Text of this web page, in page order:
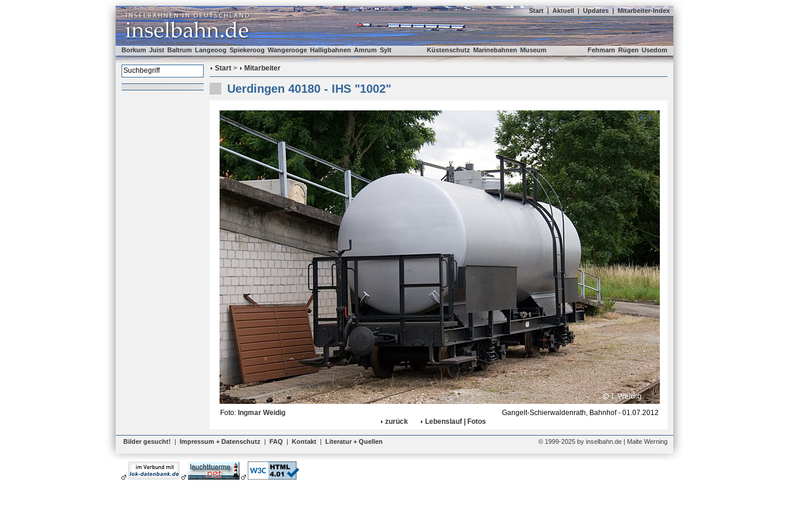
Start | Aktuell | Updates | Mitarbeiter-Index
Borkum Juist Baltrum Langeoog Spiekeroog Wangerooge Halligbahnen Amrum Sylt Küstenschutz Marinebahnen Museum Fehmarn Rügen Usedom
Start > Mitarbeiter
Uerdingen 40180 - IHS "1002"
Foto: Ingmar Weidig
Gangelt-Schierwaldenrath, Bahnhof - 01.07.2012
zurück
Lebenslauf | Fotos
Bilder gesucht! | Impressum + Datenschutz | FAQ | Kontakt | Literatur + Quellen © 1999-2025 by inselbahn.de | Malte Werning